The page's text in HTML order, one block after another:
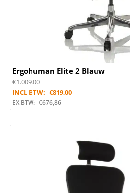
Ergohuman Elite 2 Blauw
€1.009,00
INCL BTW: €819,00
EX BTW: €676,86